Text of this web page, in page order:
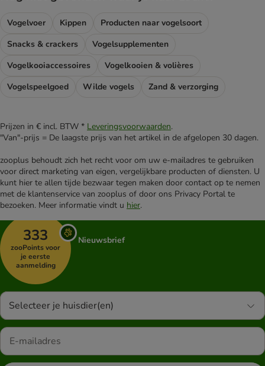
Vogelvoer Kippen
Producten naar vogelsoort
Snacks & crackers
Vogelsupplementen
Vogelkooiaccessoires
Vogelkooien & volières
Vogelspeelgoed
Wilde vogels Zand & verzorging
Prijzen in € incl. BTW * Leveringsvoorwaarden.
"Van"-prijs = De laagste prijs van het artikel in de afgelopen 30 dagen.
zooplus behoudt zich het recht voor om uw e-mailadres te gebruiken
voor direct marketing van eigen, vergelijkbare producten of diensten. U
kunt hier te allen tijde bezwaar tegen maken door contact op te nemen
met de klantenservice van zooplus of door ons Privacy Portal te
bezoeken. Meer informatie vindt u hier.
333
zooPoints voor
je eerste
aanmelding
Nieuwsbrief
Selecteer je huisdier(en)